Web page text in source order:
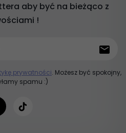
aby być na bieżąco z
!
prywatności. Możesz być spokojny,
spamu :)